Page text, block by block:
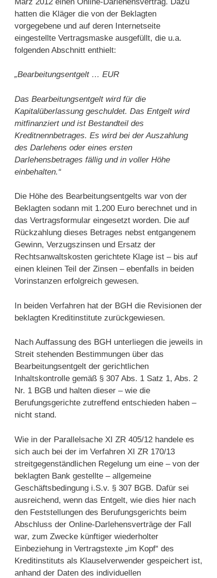
hatten die Kläger die von der Beklagten
vorgegebene und auf deren Internetseite
eingestellte Vertragsmaske ausgefüllt, die u.a.
folgenden Abschnitt enthielt:
„Bearbeitungsentgelt … EUR
Das Bearbeitungsentgelt wird für die
Kapitalüberlassung geschuldet. Das Entgelt wird
mitfinanziert und ist Bestandteil des
Kreditnennbetrages. Es wird bei der Auszahlung
des Darlehens oder eines ersten
Darlehensbetrages fällig und in voller Höhe
einbehalten.“
Die Höhe des Bearbeitungsentgelts war von der
Beklagten sodann mit 1.200 Euro berechnet und in
das Vertragsformular eingesetzt worden. Die auf
Rückzahlung dieses Betrages nebst entgangenem
Gewinn, Verzugszinsen und Ersatz der
Rechtsanwaltskosten gerichtete Klage ist – bis auf
einen kleinen Teil der Zinsen – ebenfalls in beiden
Vorinstanzen erfolgreich gewesen.
In beiden Verfahren hat der BGH die Revisionen der
beklagten Kreditinstitute zurückgewiesen.
Nach Auffassung des BGH unterliegen die jeweils in
Streit stehenden Bestimmungen über das
Bearbeitungsentgelt der gerichtlichen
Inhaltskontrolle gemäß § 307 Abs. 1 Satz 1, Abs. 2
Nr. 1 BGB und halten dieser – wie die
Berufungsgerichte zutreffend entschieden haben –
nicht stand.
Wie in der Parallelsache XI ZR 405/12 handele es
sich auch bei der im Verfahren XI ZR 170/13
streitgegenständlichen Regelung um eine – von der
beklagten Bank gestellte – allgemeine
Geschäftsbedingung i.S.v. § 307 BGB. Dafür sei
ausreichend, wenn das Entgelt, wie dies hier nach
den Feststellungen des Berufungsgerichts beim
Abschluss der Online-Darlehensverträge der Fall
war, zum Zwecke künftiger wiederholter
Einbeziehung in Vertragstexte „im Kopf“ des
Kreditinstituts als Klauselverwender gespeichert ist,
anhand der Daten des individuellen